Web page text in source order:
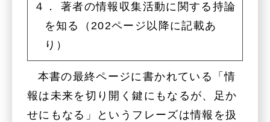
４． 著者の情報収集活動に関する持論
を知る（202ページ以降に記載あ
り）
本書の最終ページに書かれている「情
報は未来を切り開く鍵にもなるが、足か
せにもなる」というフレーズは情報を扱